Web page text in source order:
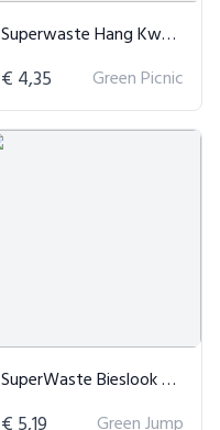
Superwaste Hang Kweektuin 'Speciaal voor jou'
€ 4,35 Green Picnic
SuperWaste Bieslook Kweektuintje
€ 5,19 Green Jump